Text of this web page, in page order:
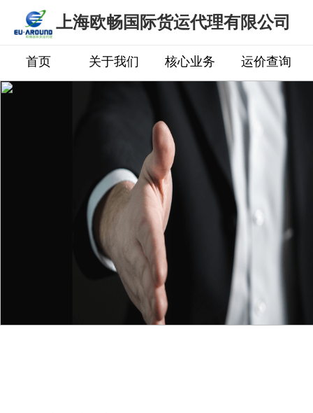
上海欧畅国际货运代理有限公司
运价查询
核心业务
关于我们
首页